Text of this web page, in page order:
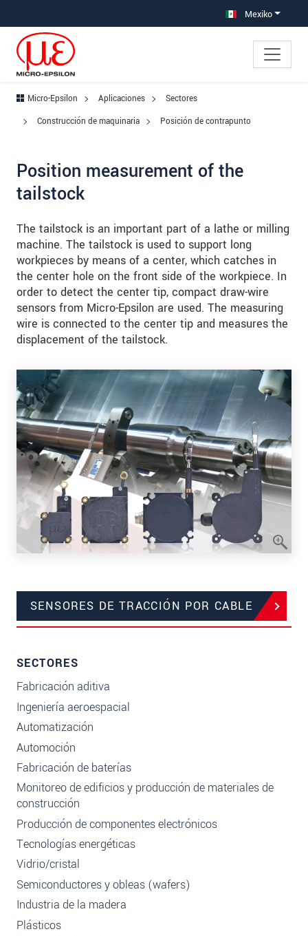
Saltar directamente a la navegación principal Mexiko
Micro-Epsilon Aplicaciones
Sectores
Construcción de maquinaria
Posición de contrapunto
Position measurement of the
tailstock
The tailstock is an important part of a lathe or milling
machine. The tailstock is used to support long
workpieces by means of a center, which catches in
the center hole on the front side of the workpiece. In
order to detect the center tip, compact draw-wire
sensors from Micro-Epsilon are used. The measuring
wire is connected to the center tip and measures the
displacement of the tailstock.
SENSORES DE TRACCIÓN POR CABLE
SECTORES
Fabricación aditiva
Ingeniería aeroespacial
Automatización
Automoción
Fabricación de baterías
Monitoreo de edificios y producción de materiales de
construcción
Producción de componentes electrónicos
Tecnologías energéticas
Vidrio/cristal
Semiconductores y obleas (wafers)
Industria de la madera
Plásticos